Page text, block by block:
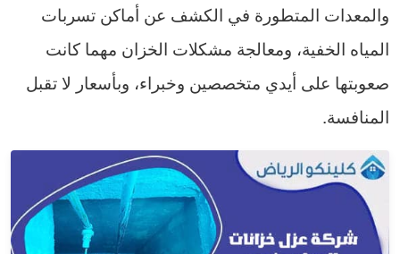
والمعدات المتطورة في الكشف عن أماكن تسربات
المياه الخفية، ومعالجة مشكلات الخزان مهما كانت
صعوبتها على أيدي متخصصين وخبراء، وبأسعار لا تقبل
المنافسة.